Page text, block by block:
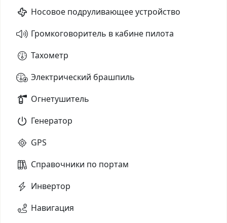
Носовое подруливающее устройство
Громкоговоритель в кабине пилота
Тахометр
Электрический брашпиль
Огнетушитель
Генератор
GPS
Справочники по портам
Инвертор
Навигация